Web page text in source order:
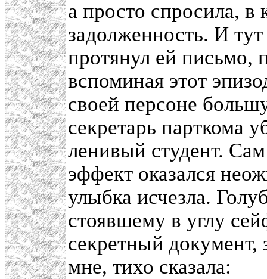
а просто спросила, в
задолженность. И
протянул ей письмо,
вспоминая этот
своей персоне
секретарь парткома
ленивый студент.
эффект оказался
улыбка исчезла.
стоявшему в углу
секретный
мне, тихо сказала: